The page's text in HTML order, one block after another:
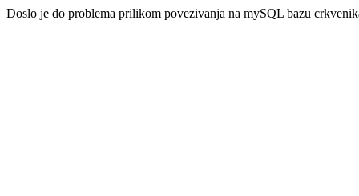
Doslo je do problema prilikom povezivanja na mySQL bazu